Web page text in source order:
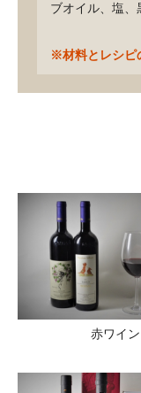
ブオイル、塩、
※材料とレシピ
赤ワイン